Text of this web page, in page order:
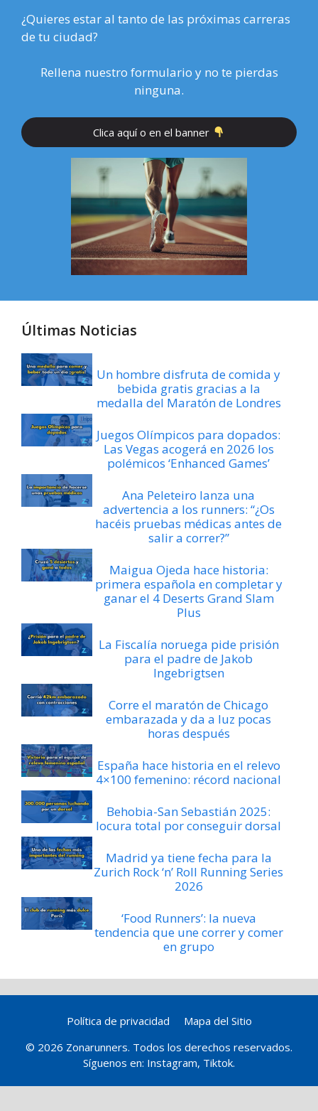
¿Quieres estar al tanto de las próximas carreras
de tu ciudad?
Rellena nuestro formulario y no te pierdas
ninguna.
Clica aquí o en el banner
Últimas Noticias
Un hombre disfruta de comida y
bebida gratis gracias a la
medalla del Maratón de Londres
Juegos Olímpicos para dopados:
Las Vegas acogerá en 2026 los
polémicos ‘Enhanced Games’
Ana Peleteiro lanza una
advertencia a los runners: “¿Os
hacéis pruebas médicas antes de
salir a correr?”
Maigua Ojeda hace historia:
primera española en completar y
ganar el 4 Deserts Grand Slam
Plus
La Fiscalía noruega pide prisión
para el padre de Jakob
Ingebrigtsen
Corre el maratón de Chicago
embarazada y da a luz pocas
horas después
España hace historia en el relevo
4×100 femenino: récord nacional
Behobia-San Sebastián 2025:
locura total por conseguir dorsal
Madrid ya tiene fecha para la
Zurich Rock ‘n’ Roll Running Series
2026
‘Food Runners’: la nueva
tendencia que une correr y comer
en grupo
Política de privacidad
Mapa del Sitio
© 2026 Zonarunners. Todos los derechos reservados.
Síguenos en: Instagram, Tiktok.